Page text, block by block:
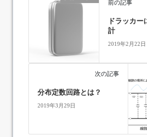
前の記事
ドラッカー
計
2019年2月22日
次の記事
分布定数回路とは？
2019年3月29日